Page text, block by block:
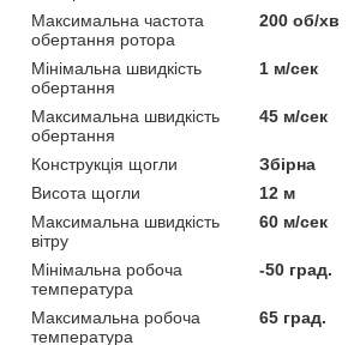
Максимальна частота
обертання ротора
200 об/хв
Мінімальна швидкість
обертання
1 м/сек
Максимальна швидкість
обертання
45 м/сек
Конструкція щогли
Збірна
Висота щогли
12 м
Максимальна швидкість
вітру
60 м/сек
Мінімальна робоча
температура
-50 град.
Максимальна робоча
температура
65 град.